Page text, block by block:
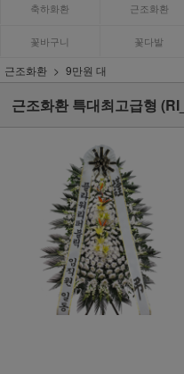
축하화환 근조화환
꽃바구니 꽃다발
근조화환 9만원 대
근조화환 특대최고급형